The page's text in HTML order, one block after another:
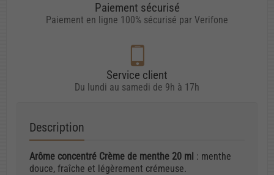
Paiement sécurisé
Paiement en ligne 100% sécurisé par Verifone
Service client
Du lundi au samedi de 9h à 17h
Description
Arôme concentré Crème de menthe 20 ml : menthe
douce, fraîche et légèrement crémeuse.